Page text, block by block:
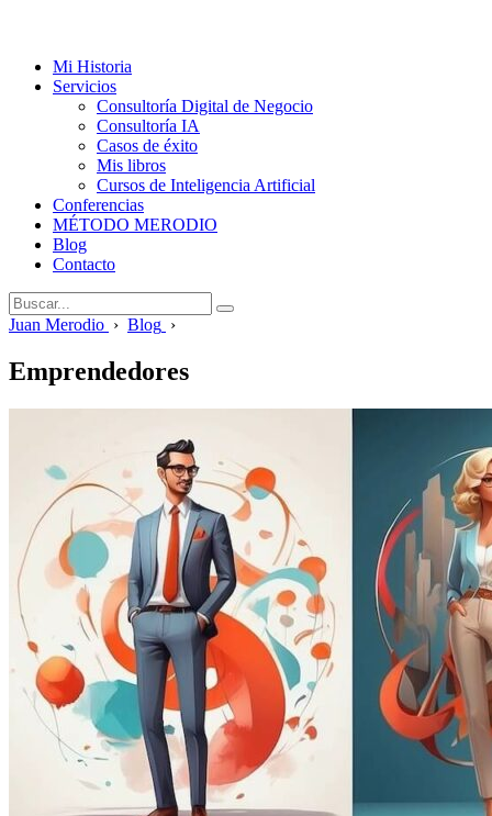
Mi Historia
Servicios
Consultoría Digital de Negocio
Consultoría IA
Casos de éxito
Mis libros
Cursos de Inteligencia Artificial
Conferencias
MÉTODO MERODIO
Blog
Contacto
Juan Merodio › Blog ›
Emprendedores